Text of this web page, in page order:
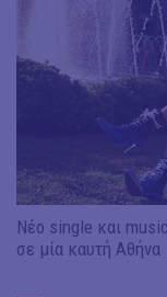
Νέο single και
σε μία καυτή Αθήνα